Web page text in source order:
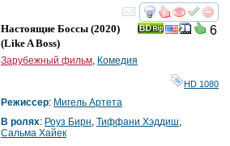
смотреть
6
Настоящие Боссы (2020)
(Like A Boss)
Зарубежный фильм, Комедия
HD 1080
Режиссер: Мигель Артета
В ролях: Роуз Бирн, Тиффани Хэддиш,
Сальма Хайек